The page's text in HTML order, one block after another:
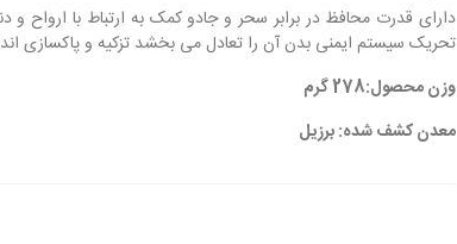
دارای قدرت محافظ در برابر سحر و جادو کمک به ارتباط با ارواح و
تحریک سیستم ایمنی بدن آن را تعادل می بخشد تزکیه و پاکسازی
وزن محصول:278 گرم
معدن کشف شده: برزیل